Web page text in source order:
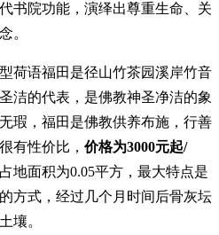
书院功能，演绎出尊重生命、关
。
荷语福田是径山竹茶园溪岸竹音
洁的代表，是佛教神圣净洁的象
瑕，福田是佛教供养布施，行善
有性价比， 价格为3000元起/
地面积为0.05平方，最大特点是
方式，经过几个月时间后骨灰坛
壤。